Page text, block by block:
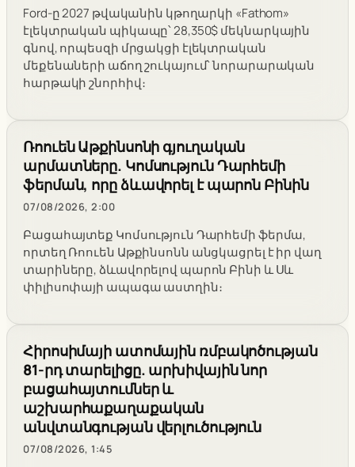
Ford-ը 2027 թվականին կթողարկի «Fathom»
էլեկտրական պիկապը՝ 28,350$ մեկնարկային
գնով, որպեսզի մրցակցի էլեկտրական
մեքենաների աճող շուկայում՝ նորարարական
հարթակի շնորհիվ։
Ռոուեն Աթքինսոնի գյուղական
արմատները. Կոմսություն Դարհեմի
ֆերման, որը ձևավորել է պարոն Բինին
07/08/2026, 2:00
Բացահայտեք Կոմսություն Դարհեմի ֆերմա,
որտեղ Ռոուեն Աթքինսոնն անցկացրել է իր վաղ
տարիները, ձևավորելով պարոն Բինի և Սև
փիլիսոփայի ապագա աստղին։
Հիրոսիմայի ատոմային ռմբակոծության
81-րդ տարելիցը. արխիվային նոր
բացահայտումներ և
աշխարհաքաղաքական
անվտանգության վերլուծություն
07/08/2026, 1:45